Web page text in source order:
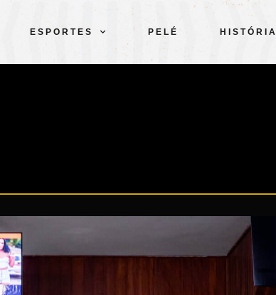
ESPORTES PELÉ HISTÓRIA
CLUBE